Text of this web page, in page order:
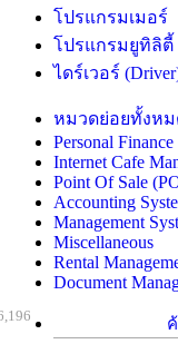
โปรแกรมเมอร์
โปรแกรมยูทิลิตี้
ไดร์เวอร์
หมวดย่อยทั้งห
Personal Finance
Internet Cafe
Point Of Sale
Accounting
Management
Miscellaneous
Rental
Document